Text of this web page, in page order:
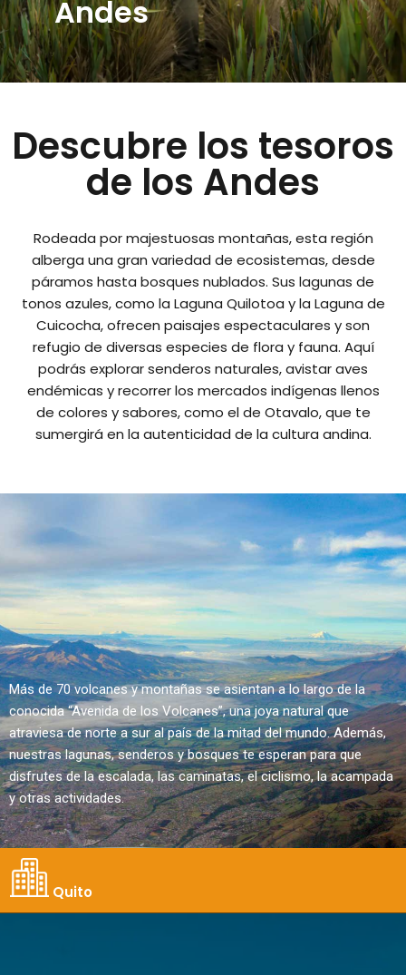
Andes
Descubre los tesoros
de los Andes
Rodeada por majestuosas montañas, esta región
alberga una gran variedad de ecosistemas, desde
páramos hasta bosques nublados. Sus lagunas de
tonos azules, como la Laguna Quilotoa y la Laguna de
Cuicocha, ofrecen paisajes espectaculares y son
refugio de diversas especies de flora y fauna. Aquí
podrás explorar senderos naturales, avistar aves
endémicas y recorrer los mercados indígenas llenos
de colores y sabores, como el de Otavalo, que te
sumergirá en la autenticidad de la cultura andina.
Más de 70 volcanes y montañas se asientan a lo largo de la
conocida “Avenida de los Volcanes”, una joya natural que
atraviesa de norte a sur al país de la mitad del mundo. Además,
nuestras lagunas, senderos y bosques te esperan para que
disfrutes de la escalada, las caminatas, el ciclismo, la acampada
y otras actividades.
Quito